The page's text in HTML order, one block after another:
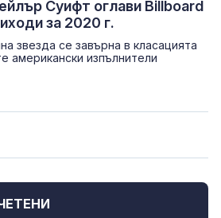
Суифт оглави Billboard
за 2020 г.
звезда се завърна в класацията
американски изпълнители